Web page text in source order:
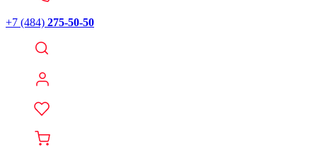
+7 (484) 275-50-50